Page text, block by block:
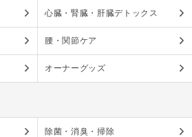
心臓・腎臓・肝臓デトックス
腰・関節ケア
オーナーグッズ
除菌・消臭・掃除